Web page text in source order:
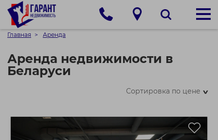
Главная Аренда
Аренда недвижимости в
Беларуси
Сортировка по цене>